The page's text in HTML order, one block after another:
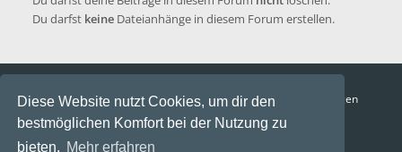
Diese Website nutzt Cookies, um dir den
bestmöglichen Komfort bei der Nutzung zu
bieten. Mehr erfahren
Du darfst keine Dateianhänge in diesem Forum erstellen.
Funga Austria FAQ Datenschutz
Nutzungsbedingungen
Alle Zeiten sind UTC+02:00
Aktuelle Zeit: 7. August 2026, 14:05